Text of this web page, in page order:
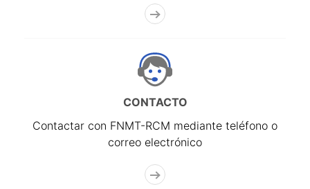
CONTACTO
Contactar con FNMT-RCM mediante teléfono o
correo electrónico